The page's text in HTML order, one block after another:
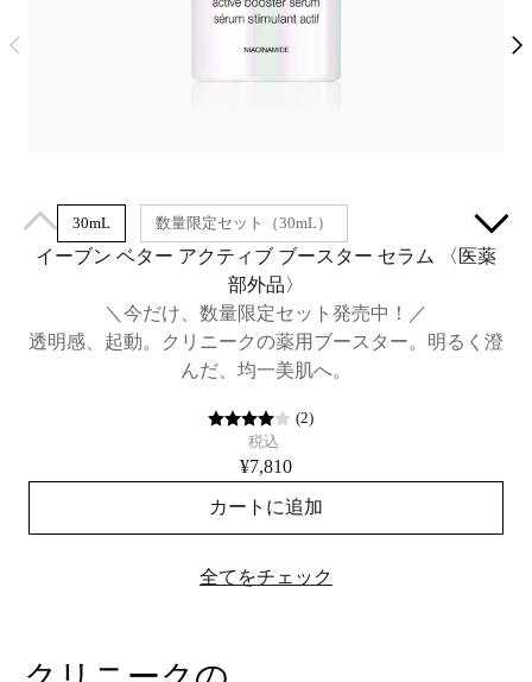
30mL 数量限定セット（30mL）
イーブン ベター アクティブ ブースター セラム​ 〈医薬
部外品〉
＼今だけ、数量限定セット発売中！／
透明感、起動。クリニークの薬用ブースター。明るく澄
んだ、均一美肌へ。
(2)
税込
¥7,810
カートに追加
全てをチェック